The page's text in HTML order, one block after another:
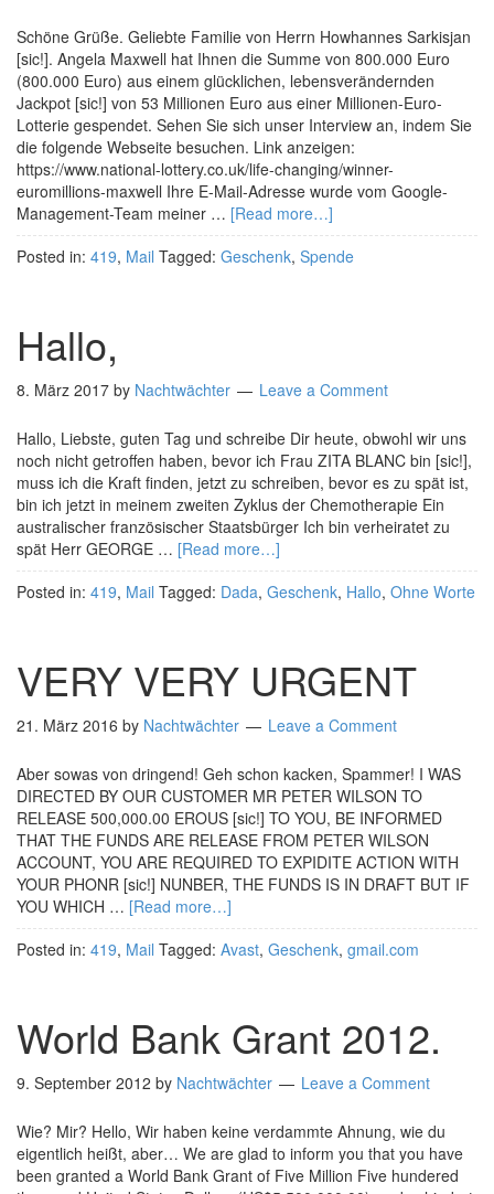
Schöne Grüße. Geliebte Familie von Herrn Howhannes Sarkisjan
[sic!]. Angela Maxwell hat Ihnen die Summe von 800.000 Euro
(800.000 Euro) aus einem glücklichen, lebensverändernden
Jackpot [sic!] von 53 Millionen Euro aus einer Millionen-Euro-
Lotterie gespendet. Sehen Sie sich unser Interview an, indem Sie
die folgende Webseite besuchen. Link anzeigen:
https://www.national-lottery.co.uk/life-changing/winner-
euromillions-maxwell Ihre E-Mail-Adresse wurde vom Google-
Management-Team meiner … [Read more…]
Posted in: 419, Mail Tagged: Geschenk, Spende
Hallo,
8. März 2017 by Nachtwächter Leave a Comment
Hallo, Liebste, guten Tag und schreibe Dir heute, obwohl wir uns
noch nicht getroffen haben, bevor ich Frau ZITA BLANC bin [sic!],
muss ich die Kraft finden, jetzt zu schreiben, bevor es zu spät ist,
bin ich jetzt in meinem zweiten Zyklus der Chemotherapie Ein
australischer französischer Staatsbürger Ich bin verheiratet zu
spät Herr GEORGE … [Read more…]
Posted in: 419, Mail Tagged: Dada, Geschenk, Hallo, Ohne Worte
VERY VERY URGENT
21. März 2016 by Nachtwächter Leave a Comment
Aber sowas von dringend! Geh schon kacken, Spammer! I WAS
DIRECTED BY OUR CUSTOMER MR PETER WILSON TO
RELEASE 500,000.00 EROUS [sic!] TO YOU, BE INFORMED
THAT THE FUNDS ARE RELEASE FROM PETER WILSON
ACCOUNT, YOU ARE REQUIRED TO EXPIDITE ACTION WITH
YOUR PHONR [sic!] NUNBER, THE FUNDS IS IN DRAFT BUT IF
YOU WHICH … [Read more…]
Posted in: 419, Mail Tagged: Avast, Geschenk, gmail.com
World Bank Grant 2012.
9. September 2012 by Nachtwächter Leave a Comment
Wie? Mir? Hello, Wir haben keine verdammte Ahnung, wie du
eigentlich heißt, aber… We are glad to inform you that you have
been granted a World Bank Grant of Five Million Five hundered